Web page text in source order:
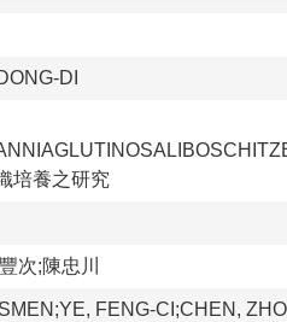
DI
培養之研究
次;陳忠川
FENG-CI;CHEN,